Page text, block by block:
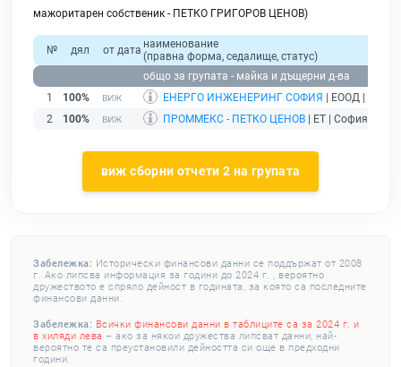
мажоритарен собственик - ПЕТКО ГРИГОРОВ ЦЕНОВ)
№ дял от дата наименование
(правна форма, седалище, статус)
общо за групата - майка и дъщерни д-ва
1
100% ЕНЕРГО ИНЖЕНЕРИНГ СОФИЯ
| ЕООД |
2
100% ПРОММЕКС - ПЕТКО ЦЕНОВ | ЕТ | София |
виж сборни отчети 2 на групата
Забележка: Исторически финансови данни се поддържат от 2008
г. Ако липсва информация за години до 2024 г. , вероятно
дружеството е спряло дейност в годината, за която са последните
финансови данни.
Забележка: Всички финансови данни в таблиците са за 2024 г. и
в хиляди лева – ако за някои дружества липсват данни, най-
вероятно те са преустановили дейността си още в предходни
години.